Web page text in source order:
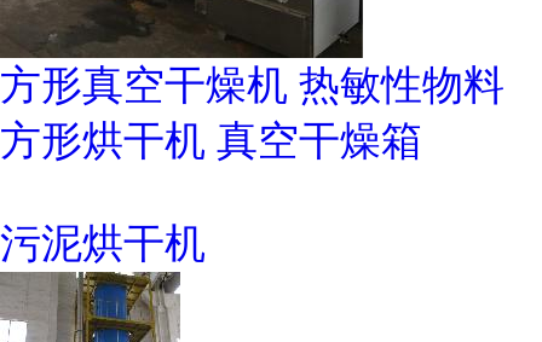
方形真空干燥机 热敏性物料
方形烘干机 真空干燥箱
污泥烘干机